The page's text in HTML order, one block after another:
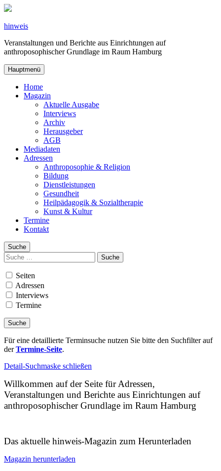
Zum
springen
hinweis
Veranstaltungen und Berichte aus Einrichtungen auf
anthroposophischer Grundlage im Raum Hamburg
Hauptmenü
Home
Magazin
Aktuelle Ausgabe
Interviews
Archiv
Herausgeber
AGB
Mediadaten
Adressen
Anthroposophie & Religion
Bildung
Dienstleistungen
Gesundheit
Heilpädagogik & Sozialtherapie
Kunst & Kultur
Termine
Kontakt
Suche
Suchen
nach:
Seiten
Adressen
Interviews
Termine
Für eine detaillierte Terminsuche nutzen Sie bitte den Suchfilter auf
derTermine-Seite.
Detail-Suchmaske schließen
Willkommen auf der Seite für Adressen,
Veranstaltungen und Berichte aus Einrichtungen auf
anthroposophischer Grundlage im Raum Hamburg
Das aktuelle hinweis-Magazin zum Herunterladen
Magazin herunterladen